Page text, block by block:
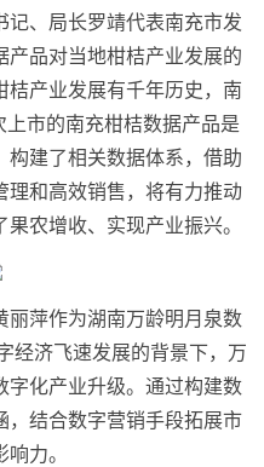
记、局长罗靖代表南充市发
产品对当地柑桔产业发展的
桔产业发展有千年历史，南
上市的南充柑桔数据产品是
构建了相关数据体系，借助
理和高效销售，将有力推动
农增收、实现产业振兴。
丽萍作为湖南万龄明月泉数
经济飞速发展的背景下，万
字化产业升级。通过构建数
，结合数字营销手段拓展市
力。